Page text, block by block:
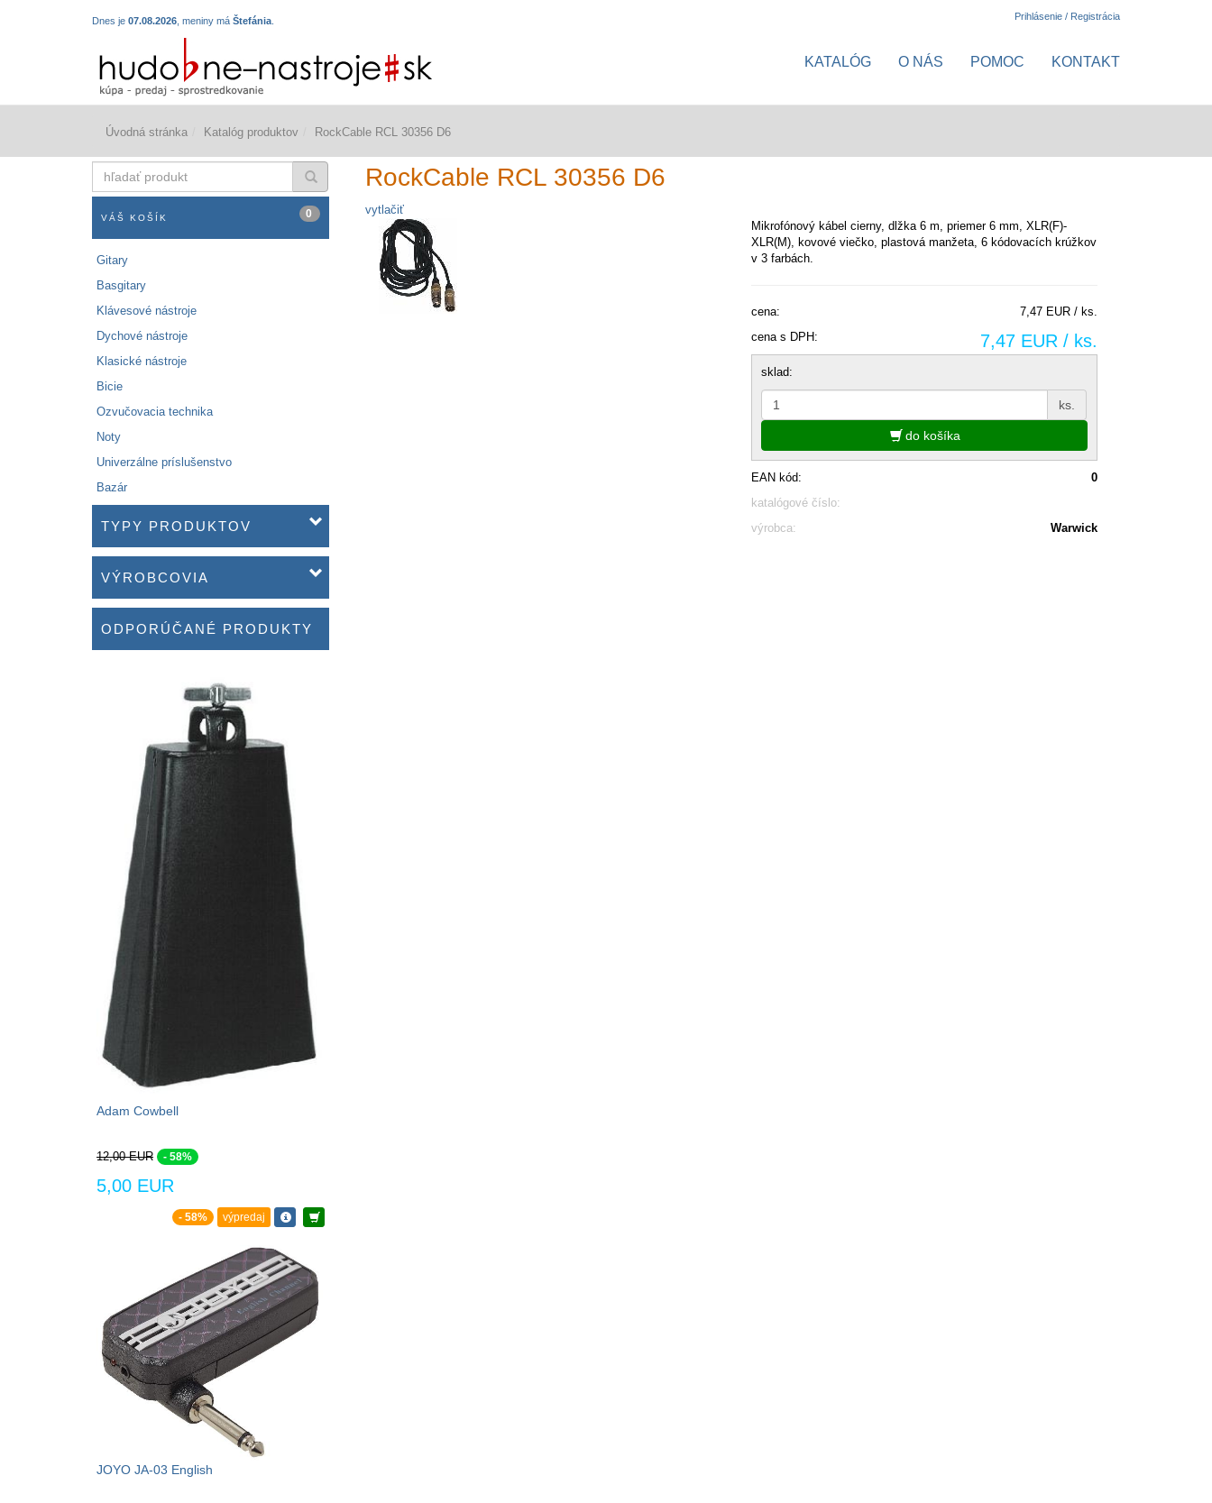
Dnes je 07.08.2026 , meniny má Štefánia Prihlásenie / Registrácia
KATALÓG O NÁS POMOC KONTAKT
Úvodná stránka Katalóg produktov RockCable RCL 30356 D6
produkt
VÁŠ KOŠÍK 0
Gitary
Basgitary
Klávesové nástroje
Dychové nástroje
Klasické nástroje
Bicie
Ozvučovacia technika
Noty
Univerzálne príslušenstvo
Bazár
TYPY PRODUKTOV
VÝROBCOVIA
ODPORÚČANÉ PRODUKTY
Adam Cowbell
12,00 EUR - 58%
5,00 EUR
- 58% výpredaj
JOYO JA-03 English
RockCable RCL 30356 D6
vytlačiť
Mikrofónový kábel cierny, dlžka 6 m, priemer 6 mm, XLR(F)-
XLR(M), kovové viečko, plastová manžeta, 6 kódovacích krúžkov
v 3 farbách.
cena:
7,47 EUR / ks.
cena s DPH:
7,47 EUR / ks.
sklad:
ks.
do košíka
EAN kód:
0
katalógové číslo:
výrobca:
Warwick